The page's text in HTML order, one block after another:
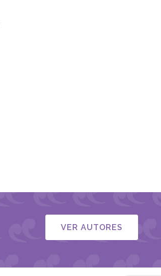
VER AUTORES